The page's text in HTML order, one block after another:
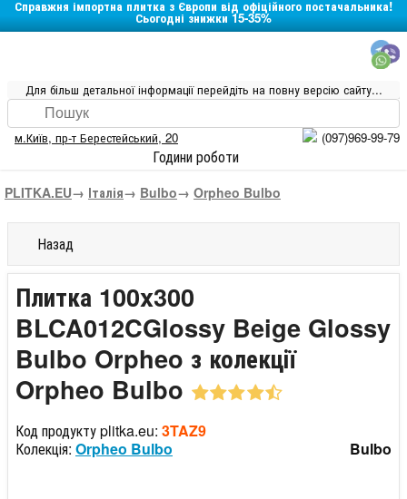
Справжня імпортна плитка з Європи від офіційного постачальника!
Сьогодні знижки 15-35%
Для більш детальної інформації перейдіть на повну версію сайту...
м.Київ, пр-т Берестейський, 20 (097)969-99-79
Години роботи
PLITKA.EU→ Італія→ Bulbo→ Orpheo Bulbo
Назад
Плитка 100x300
BLCA012CGlossy Beige Glossy
Bulbo Orpheo з колекції
Orpheo Bulbo
Код продукту plitka.eu: 3TAZ9
Колекція: Orpheo Bulbo Bulbo